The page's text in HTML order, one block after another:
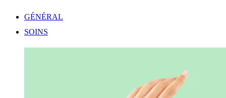
GÉNÉRAL
SOINS